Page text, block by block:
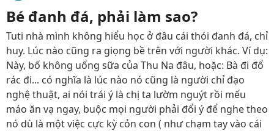
Bé đanh đá, phải làm sao?
Tuti nhà mình không hiểu học ở đâu cái thói đanh đá, chỉ
huy. Lúc nào cũng ra giọng bề trên với người khác. Ví dụ:
Này, bố không uống sữa của Thu Na đâu, hoặc: Bà đi đổ
rác đi... có nghĩa là lúc nào nó cũng là người chỉ đạo
nghệ thuật, ai nói trái ý là chị ta lườm nguýt rồi mếu
máo ăn vạ ngay, buộc mọi người phải đổi ý để nghe theo
nó dù là một việc cực kỳ cỏn con ( như chạm tay vào cái